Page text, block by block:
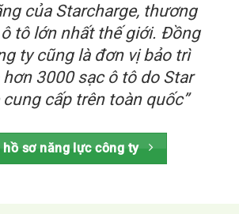
của Starcharge, thương
tô lớn nhất thế giới. Đồng
ty cũng là đơn vị bảo trì
3000 sạc ô tô do Star
cung cấp trên toàn quốc”
hồ sơ năng lực công ty